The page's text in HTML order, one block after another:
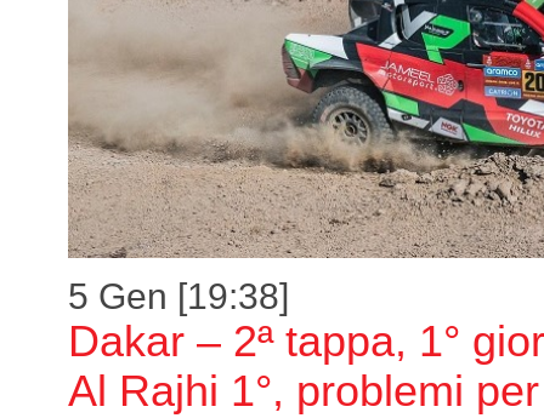
5 Gen [19:38]
Dakar – 2ª tappa, 1°
Al Rajhi 1°, problemi